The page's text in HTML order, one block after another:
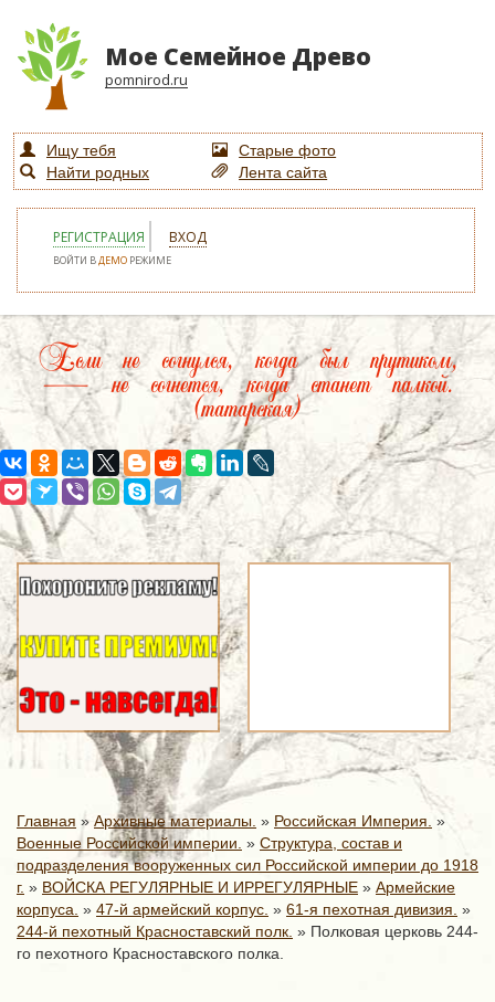
Мое Семейное Древо
pomnirod.ru
Ищу тебя
Старые фото
Найти родных
Лента сайта
РЕГИСТРАЦИЯ ВХОД
ВОЙТИ ВДЕМО РЕЖИМЕ
Если не согнулся, когда был прутиком,
— не согнется, когда станет палкой.
(татарская)
Главная » Архивные материалы. » Российская Империя. »
Военные Российской империи. » Структура, состав и
подразделения вооруженных сил Российской империи до 1918
г. » ВОЙСКА РЕГУЛЯРНЫЕ И ИРРЕГУЛЯРНЫЕ » Армейские
корпуса. » 47-й армейский корпус. » 61-я пехотная дивизия. »
244-й пехотный Красноставский полк. » Полковая церковь 244-
го пехотного Красноставского полка.